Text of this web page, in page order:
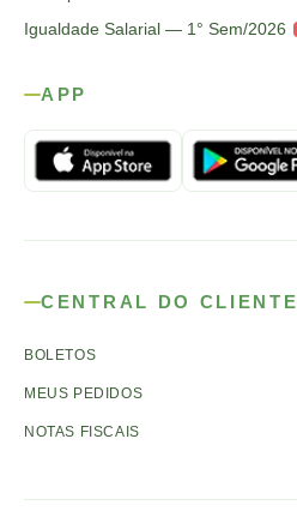
Igualdade Salarial — 1° Sem/2026
APP
CENTRAL DO CLIENTE
BOLETOS
MEUS PEDIDOS
NOTAS FISCAIS